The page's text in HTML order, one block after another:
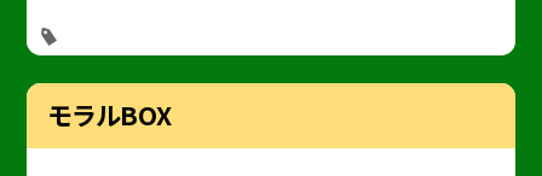
モラルBOX